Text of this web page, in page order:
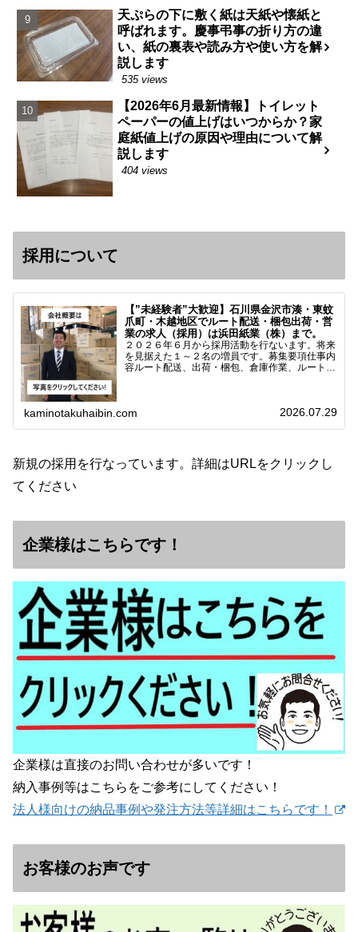
天ぷらの下に敷く紙は天紙や懐紙と
呼ばれます。慶事弔事の折り方の違
い、紙の裏表や読み方や使い方を解
説します
535 views
【2026年6月最新情報】トイレット
ペーパーの値上げはいつからか？家
庭紙値上げの原因や理由について解
説します
404 views
採用について
【”未経験者”大歓迎】石川県金沢市湊・東蚊
爪町・木越地区でルート配送・梱包出荷・営
業の求人（採用）は浜田紙業（株）まで。
２０２６年６月から採用活動を行ないます。将来
を見据えた１～２名の増員です。募集要項仕事内
容ルート配送、出荷・梱包、倉庫作業、ルート営
kaminotakuhaibin.com 2026.07.29
新規の採用を行なっています。詳細はURLをクリックし
てください
企業様はこちらです！
企業様は直接のお問い合わせが多いです！
納入事例等はこちらをご参考にしてください！
法人様向けの納品事例や発注方法等詳細はこちらです！
お客様のお声です